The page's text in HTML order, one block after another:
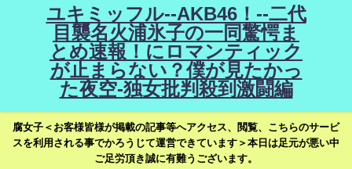
ユキミッフル--AKB46！--二代
目襲名火浦氷子の一同驚愕ま
とめ速報！にロマンティック
が止まらない？僕が見たかっ
た夜空-独女批判殺到激闘編
腐女子＜お客様皆様が掲載の記事等へアクセス、閲覧、こちらのサービ
スを利用される事でかろうじて運営できています＞本日は足元が悪い中
ご足労頂き誠に有難うございます。